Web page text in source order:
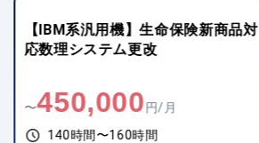
【IBM系汎用機】生命保険新商品対
応数理システム更改
〜450,000円/月
140時間〜160時間